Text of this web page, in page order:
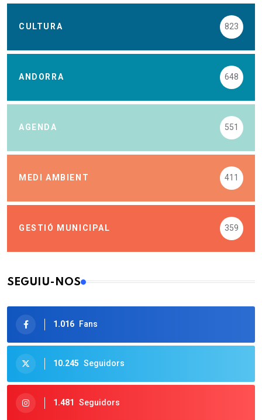
CULTURA 823
ANDORRA 648
AGENDA 551
MEDI AMBIENT 411
GESTIÓ MUNICIPAL 359
SEGUIU-NOS
1.016 Fans
10.245 Seguidors
1.481 Seguidors